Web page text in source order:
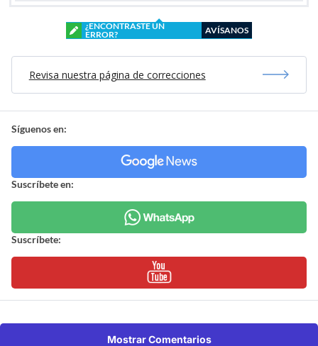
¿ENCONTRASTE UN
ERROR?
AVÍSANOS
Revisa nuestra página de correcciones
Síguenos en:
Suscríbete en:
Suscríbete:
Mostrar Comentarios